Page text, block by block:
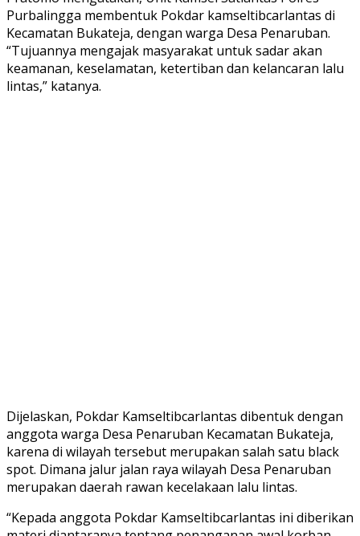
Purbalingga membentuk Pokdar kamseltibcarlantas di
Kecamatan Bukateja, dengan warga Desa Penaruban.
“Tujuannya mengajak masyarakat untuk sadar akan
keamanan, keselamatan, ketertiban dan kelancaran lalu
lintas,” katanya.
Dijelaskan, Pokdar Kamseltibcarlantas dibentuk dengan
anggota warga Desa Penaruban Kecamatan Bukateja,
karena di wilayah tersebut merupakan salah satu black
spot. Dimana jalur jalan raya wilayah Desa Penaruban
merupakan daerah rawan kecelakaan lalu lintas.
“Kepada anggota Pokdar Kamseltibcarlantas ini diberikan